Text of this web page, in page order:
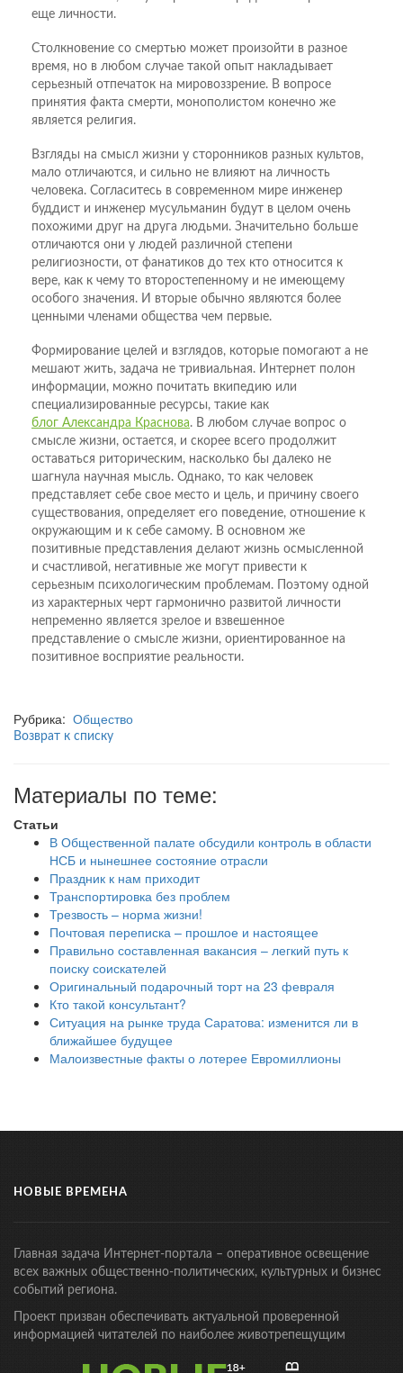
еще личности.
Столкновение со смертью может произойти в разное
время, но в любом случае такой опыт накладывает
серьезный отпечаток на мировоззрение. В вопросе
принятия факта смерти, монополистом конечно же
является религия.
Взгляды на смысл жизни у сторонников разных культов,
мало отличаются, и сильно не влияют на личность
человека. Согласитесь в современном мире инженер
буддист и инженер мусульманин будут в целом очень
похожими друг на друга людьми. Значительно больше
отличаются они у людей различной степени
религиозности, от фанатиков до тех кто относится к
вере, как к чему то второстепенному и не имеющему
особого значения. И вторые обычно являются более
ценными членами общества чем первые.
Формирование целей и взглядов, которые помогают а не
мешают жить, задача не тривиальная. Интернет полон
информации, можно почитать вкипедию или
специализированные ресурсы, такие как
блог Александра Краснова. В любом случае вопрос о
смысле жизни, остается, и скорее всего продолжит
оставаться риторическим, насколько бы далеко не
шагнула научная мысль. Однако, то как человек
представляет себе свое место и цель, и причину своего
существования, определяет его поведение, отношение к
окружающим и к себе самому. В основном же
позитивные представления делают жизнь осмысленной
и счастливой, негативные же могут привести к
серьезным психологическим проблемам. Поэтому одной
из характерных черт гармонично развитой личности
непременно является зрелое и взвешенное
представление о смысле жизни, ориентированное на
позитивное восприятие реальности.
Рубрика: Общество
Возврат к списку
Материалы по теме:
Статьи
В Общественной палате обсудили контроль в области
НСБ и нынешнее состояние отрасли
Праздник к нам приходит
Транспортировка без проблем
Трезвость – норма жизни!
Почтовая переписка – прошлое и настоящее
Правильно составленная вакансия – легкий путь к
поиску соискателей
Оригинальный подарочный торт на 23 февраля
Кто такой консультант?
Ситуация на рынке труда Саратова: изменится ли в
ближайшее будущее
Малоизвестные факты о лотерее Евромиллионы
НОВЫЕ ВРЕМЕНА
Главная задача Интернет-портала – оперативное освещение
всех важных общественно-политических, культурных и бизнес
событий региона.
Проект призван обеспечивать актуальной проверенной
информацией читателей по наиболее животрепещущим